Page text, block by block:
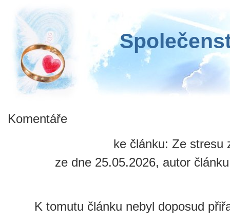
Komentáře
ke článku: Ze stresu
ze dne 25.05.2026, autor
K tomutu článku nebyl doposud